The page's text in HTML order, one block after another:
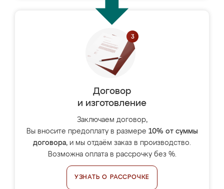
Договор
и изготовление
Заключаем договор,
Вы вносите предоплату в размере 10% от суммы
договора, и мы отдаём заказ в производство.
Возможна оплата в рассрочку без %.
УЗНАТЬ О РАССРОЧКЕ